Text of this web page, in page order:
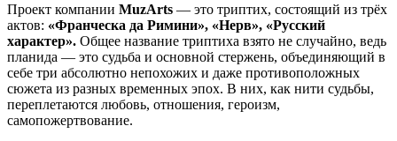
Проект компании MuzArts — это триптих, состоящий из трёх
актов: «Франческа да Римини», «Нерв», «Русский
характер». Общее название триптиха взято не случайно, ведь
планида — это судьба и основной стержень, объединяющий в
себе три абсолютно непохожих и даже противоположных
сюжета из разных временных эпох. В них, как нити судьбы,
переплетаются любовь, отношения, героизм,
самопожертвование.